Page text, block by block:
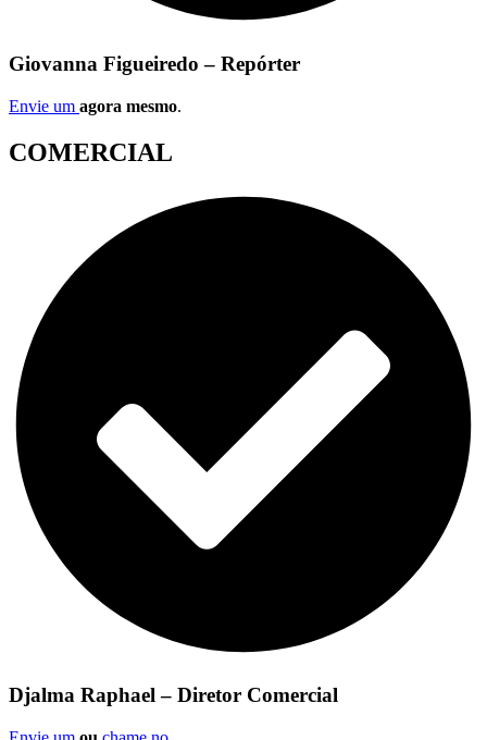
Giovanna Figueiredo – Repórter
Envie um agora mesmo.
COMERCIAL
Djalma Raphael – Diretor Comercial